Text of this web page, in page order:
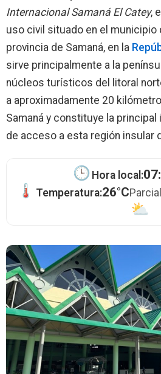
Internacional Samaná El Catey,
uso civil situado en el municipio
provincia de Samaná, en la
sirve principalmente a la
núcleos turísticos del litoral
a aproximadamente 20
Samaná y constituye la
de acceso a esta región insular
Hora local:
Temperatura:26°C